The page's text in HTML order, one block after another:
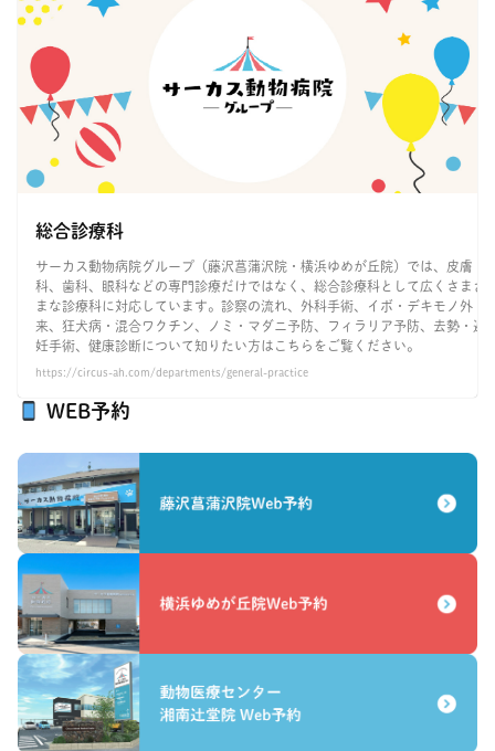
総合診療科
サーカス動物病院グループ（藤沢菖蒲沢院・横浜ゆめが丘院）では、皮膚
科、歯科、眼科などの専門診療だけではなく、総合診療科として広くさまざ
まな診療科に対応しています。診察の流れ、外科手術、イボ・デキモノ外
来、狂犬病・混合ワクチン、ノミ・マダニ予防、フィラリア予防、去勢・避
妊手術、健康診断について知りたい方はこちらをご覧ください。
https://circus-ah.com/departments/general-practice
WEB予約